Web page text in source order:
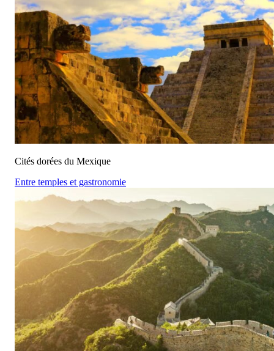
Cités dorées du Mexique
Entre temples et gastronomie